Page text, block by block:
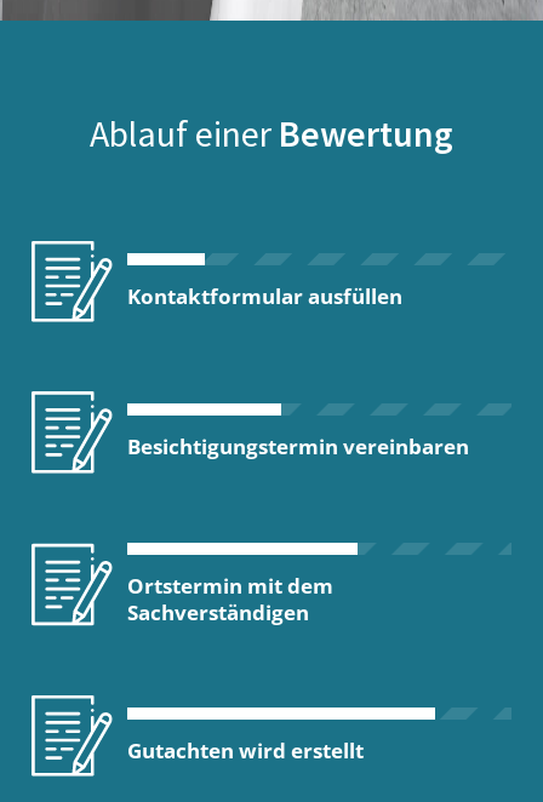
Ablauf einer Bewertung
Kontaktformular ausfüllen
Besichtigungstermin vereinbaren
Ortstermin mit dem
Sachverständigen
Gutachten wird erstellt